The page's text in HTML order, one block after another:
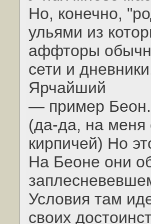
Но, конечно,
ульями из
аффторы
сети и
Ярчайший
— пример Беон.
(да-да, на меня
кирпичей) Но
На Беоне они
Условия там
своих